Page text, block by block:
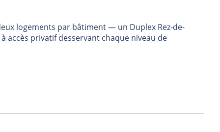
logements par bâtiment — un Duplex Rez-de-
accès privatif desservant chaque niveau de